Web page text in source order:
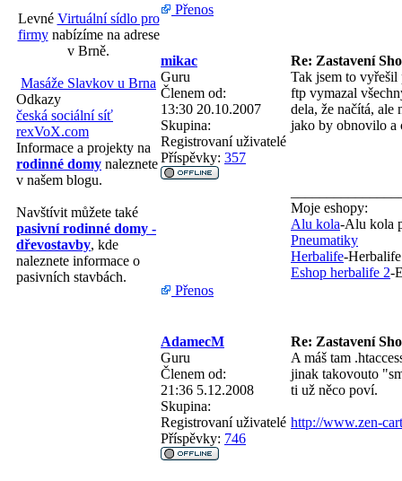
Levné Virtuální sídlo pro
firmynabízíme na adrese
v Brně.
Masáže Slavkov u Brna
Odkazy
česká sociální síť
rexVoX.com
Informace a projekty na
rodinné domy naleznete
v našem blogu.
Navštívit můžete také
pasivní rodinné domy -
dřevostavby, kde
naleznete informace o
pasivních stavbách.
Přenos
mikac
Re: Zastavení
Guru
Členem od:
13:30 20.10.2007
Skupina:
Registrovaní uživatelé
Příspěvky: 357
Tak jsem to vyřešil
ftp vymazal
dela, že načítá, ale
jako by obnovilo a
Moje eshopy:
Alu kola-Alu kola
Pneumatiky
Herbalife-
Eshop herbalife 2-
Přenos
AdamecM
Re: Zastavení
Guru
Členem od:
21:36 5.12.2008
Skupina:
Registrovaní uživatelé
Příspěvky: 746
A máš tam
jinak takovouto
ti už něco poví.
http://www.zen-